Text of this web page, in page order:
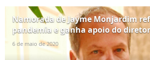
legenda em
amado....
Namorada de Jayme Monjardim
pandemia e ganha apoio do diretor
6 de maio de 2020